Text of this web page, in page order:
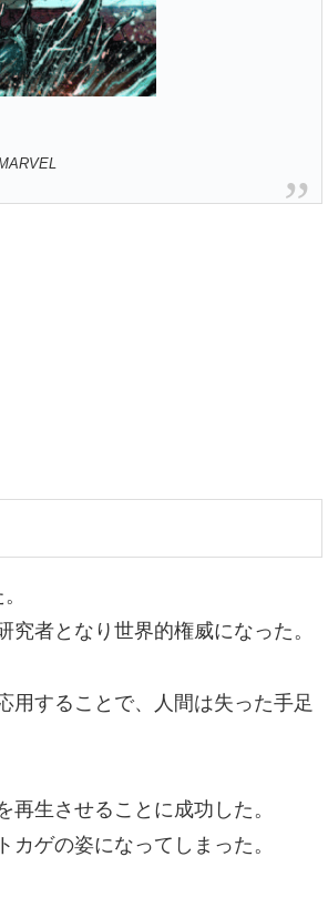
者となり世界的権威になった。
用することで、人間は失った手足
生させることに成功した。
ゲの姿になってしまった。